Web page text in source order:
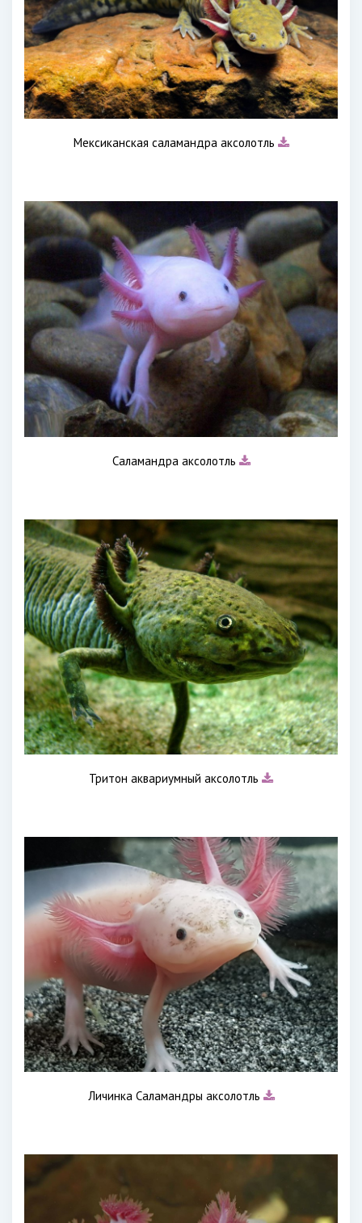
Мексиканская саламандра аксолотль
Саламандра аксолотль
Тритон аквариумный аксолотль
Личинка Саламандры аксолотль